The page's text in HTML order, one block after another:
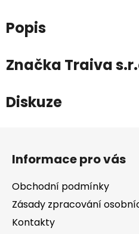
Popis
Značka Traiva
Diskuze
Informace pro vás
Obchodní podmínky
Zásady zpracování
Kontakty